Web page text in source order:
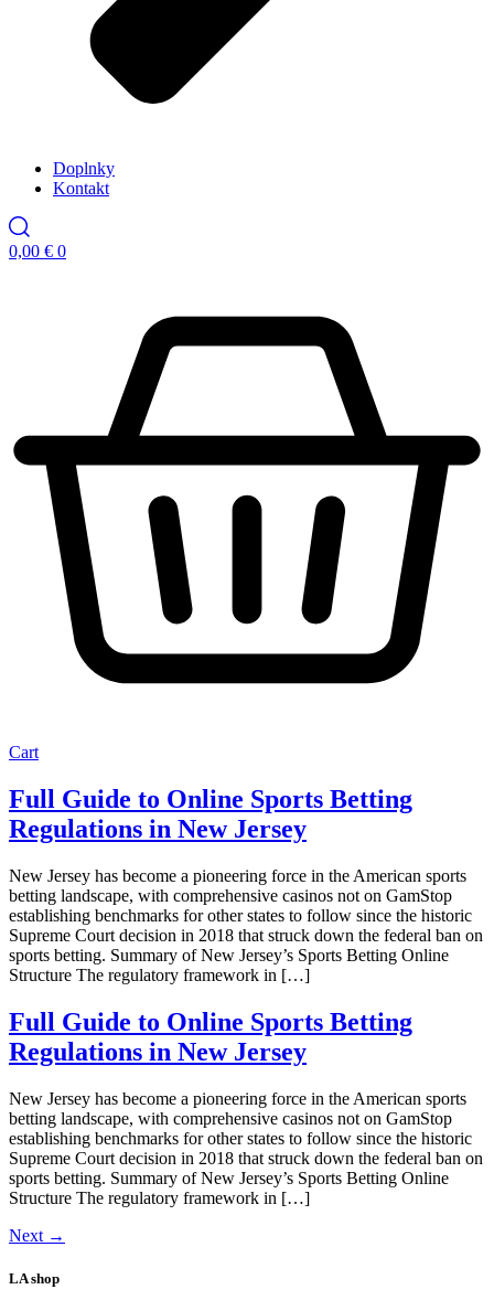
Doplnky
Kontakt
0,00 € 0
Cart
Full Guide to Online Sports Betting
Regulations in New Jersey
New Jersey has become a pioneering force in the American sports
betting landscape, with comprehensive casinos not on GamStop
establishing benchmarks for other states to follow since the historic
Supreme Court decision in 2018 that struck down the federal ban on
sports betting. Summary of New Jersey’s Sports Betting Online
Structure The regulatory framework in […]
Full Guide to Online Sports Betting
Regulations in New Jersey
New Jersey has become a pioneering force in the American sports
betting landscape, with comprehensive casinos not on GamStop
establishing benchmarks for other states to follow since the historic
Supreme Court decision in 2018 that struck down the federal ban on
sports betting. Summary of New Jersey’s Sports Betting Online
Structure The regulatory framework in […]
Next →
LA shop